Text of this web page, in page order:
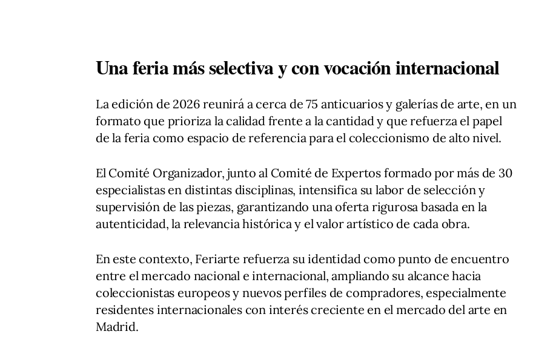
Una feria más selectiva y con vocación internacional
La edición de 2026 reunirá a cerca de 75 anticuarios y galerías de arte, en un
formato que prioriza la calidad frente a la cantidad y que refuerza el papel
de la feria como espacio de referencia para el coleccionismo de alto nivel.
El Comité Organizador, junto al Comité de Expertos formado por más de 30
especialistas en distintas disciplinas, intensifica su labor de selección y
supervisión de las piezas, garantizando una oferta rigurosa basada en la
autenticidad, la relevancia histórica y el valor artístico de cada obra.
En este contexto, Feriarte refuerza su identidad como punto de encuentro
entre el mercado nacional e internacional, ampliando su alcance hacia
coleccionistas europeos y nuevos perfiles de compradores, especialmente
residentes internacionales con interés creciente en el mercado del arte en
Madrid.